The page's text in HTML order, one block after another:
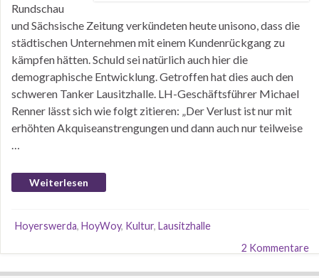
Rundschau
und Sächsische Zeitung verkündeten heute unisono, dass die
städtischen Unternehmen mit einem Kundenrückgang zu
kämpfen hätten. Schuld sei natürlich auch hier die
demographische Entwicklung. Getroffen hat dies auch den
schweren Tanker Lausitzhalle. LH-Geschäftsführer Michael
Renner lässt sich wie folgt zitieren: „Der Verlust ist nur mit
erhöhten Akquiseanstrengungen und dann auch nur teilweise
…
Weiterlesen
Hoyerswerda, HoyWoy, Kultur, Lausitzhalle
2 Kommentare